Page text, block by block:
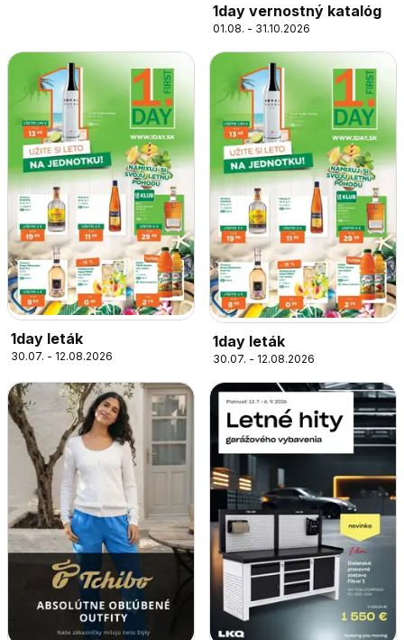
1day vernostný katalóg
01.08. - 31.10.2026
1day leták
30.07. - 12.08.2026
1day leták
30.07. - 12.08.2026